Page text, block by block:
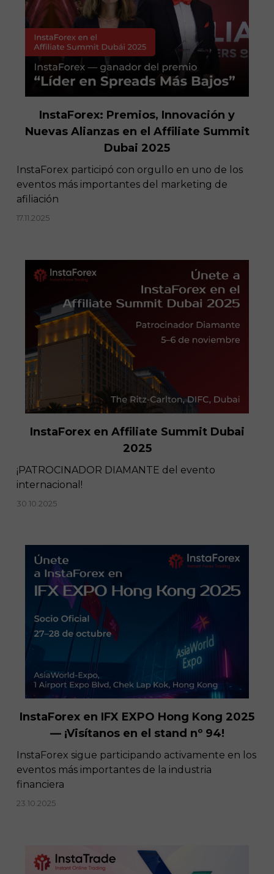
InstaForex: Premios, Innovación y
Nuevas Alianzas en el Affiliate Summit
Dubai 2025
InstaForex participó con orgullo en uno de los
eventos más importantes del marketing de
afiliación
17.11.2025
InstaForex en Affiliate Summit Dubai
2025
¡PATROCINADOR DIAMANTE del evento
internacional!
30.10.2025
InstaForex en IFX EXPO Hong Kong 2025
— ¡Visítanos en el stand nº 94!
​InstaForex sigue participando activamente en los
eventos más importantes de la industria
financiera
23.10.2025